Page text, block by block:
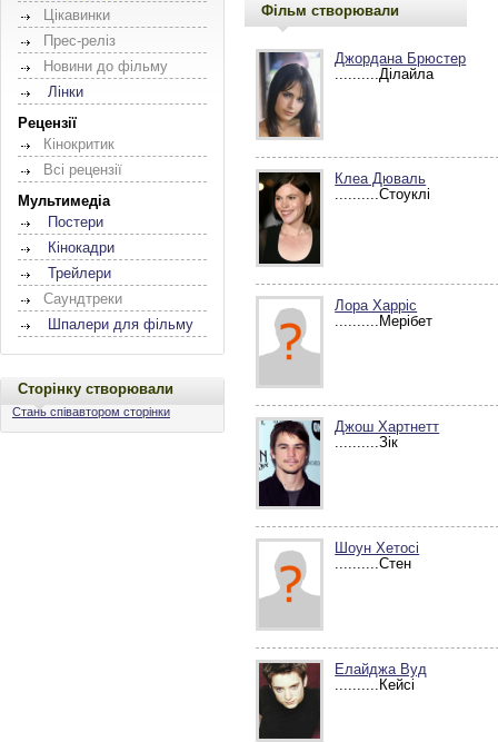
Цікавинки
Прес-реліз
Новини до фільму
Лінки
Рецензії
Кінокритик
Всі рецензії
Мультимедіа
Постери
Кінокадри
Трейлери
Саундтреки
Шпалери для фільму
Сторінку створювали
Стань співавтором сторінки
Фільм створювали
Джордана Брюстер
..........Ділайла
Клеа Дюваль
..........Стоуклі
Лора Харріс
..........Мерібет
Джош Хартнетт
..........Зік
Шоун Хетосі
..........Стен
Елайджа Вуд
..........Кейсі